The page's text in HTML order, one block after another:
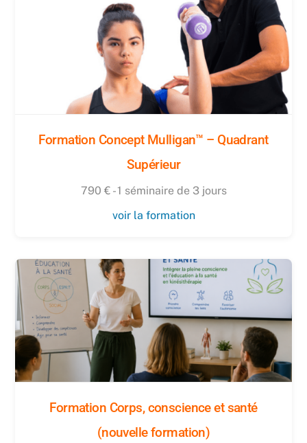
Formation Concept Mulligan™ – Quadrant
Supérieur
790 € - 1 séminaire de 3 jours
voir la formation
Formation Corps, conscience et santé
(nouvelle formation)